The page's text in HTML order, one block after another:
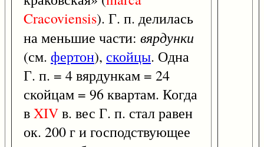
Cracoviensis). Г. п. делилась
на меньшие части: вярдунки
(см. фертон), скойцы. Одна
Г. п. = 4 вярдункам = 24
скойцам = 96 квартам. Когда
вXIVв. вес Г. п. стал равен
ок. 200 г и господствующее